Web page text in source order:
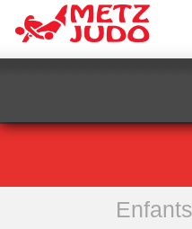
30/11 : Petits Senshis et
Panneau de gestion des